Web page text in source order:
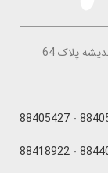
پلاک 64
-
88405427
-
88418922